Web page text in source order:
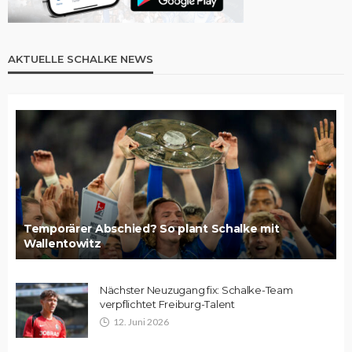
AKTUELLE SCHALKE NEWS
Temporärer Abschied? So plant Schalke mit
Wallentowitz
Nächster Neuzugang fix: Schalke-Team
verpflichtet Freiburg-Talent
12. Juni 2026